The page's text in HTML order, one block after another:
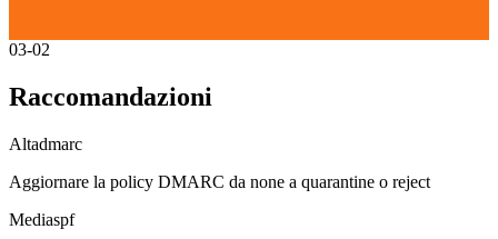
03-02
Raccomandazioni
Altadmarc
Aggiornare la policy DMARC da none a quarantine o reject
Mediaspf